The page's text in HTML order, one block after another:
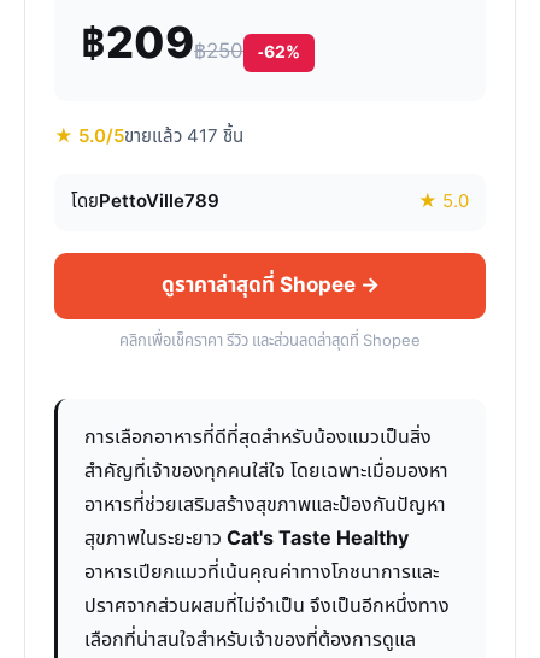
฿209฿250 -62%
★ 5.0/5ขายแล้ว 417 ชิ้น
โดยPettoVille789 ★ 5.0
ดูราคาล่าสุดที่ Shopee →
คลิกเพื่อเช็คราคา รีวิว และส่วนลดล่าสุดที่ Shopee
การเลือกอาหารที่ดีที่สุดสำหรับน้องแมวเป็นสิ่ง
สำคัญที่เจ้าของทุกคนใส่ใจ โดยเฉพาะเมื่อมองหา
อาหารที่ช่วยเสริมสร้างสุขภาพและป้องกันปัญหา
สุขภาพในระยะยาว Cat's Taste Healthy
อาหารเปียกแมวที่เน้นคุณค่าทางโภชนาการและ
ปราศจากส่วนผสมที่ไม่จำเป็น จึงเป็นอีกหนึ่งทาง
เลือกที่น่าสนใจสำหรับเจ้าของที่ต้องการดูแล